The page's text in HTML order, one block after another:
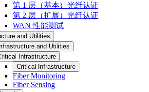
第 1 层（基本）光纤认证
第 2 层（扩展）光纤认证
WAN 性能测试
and Utilities
and Utilities
Infrastructure
Critical Infrastructure
Fiber Monitoring
Fiber Sensing